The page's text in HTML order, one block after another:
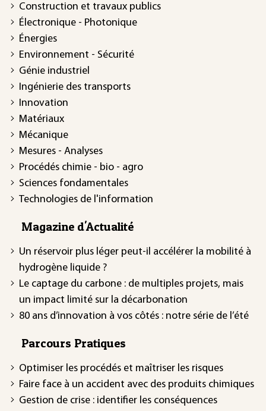
Construction et travaux publics
Électronique - Photonique
Énergies
Environnement - Sécurité
Génie industriel
Ingénierie des transports
Innovation
Matériaux
Mécanique
Mesures - Analyses
Procédés chimie - bio - agro
Sciences fondamentales
Technologies de l'information
Magazine d'Actualité
Un réservoir plus léger peut-il accélérer la mobilité à
hydrogène liquide ?
Le captage du carbone : de multiples projets, mais
un impact limité sur la décarbonation
80 ans d’innovation à vos côtés : notre série de l’été
Parcours Pratiques
Optimiser les procédés et maîtriser les risques
Faire face à un accident avec des produits chimiques
Gestion de crise : identifier les conséquences